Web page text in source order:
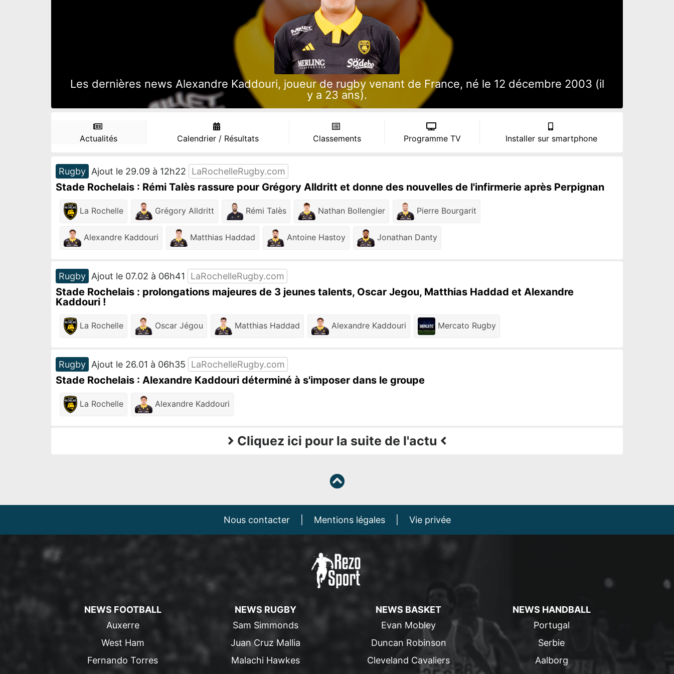
Les dernières news Alexandre Kaddouri, joueur de rugby venant de France, né le 12 décembre 2003 (il
y a 23 ans).
Actualités Calendrier / Résultats Classements Programme TV Installer sur smartphone
Rugby Ajout le 29.09 à 12h22 LaRochelleRugby.com
Stade Rochelais : Rémi Talès rassure pour Grégory Alldritt et donne des nouvelles de l'infirmerie après Perpignan
La Rochelle Grégory Alldritt Rémi Talès Nathan Bollengier Pierre Bourgarit
Alexandre Kaddouri Matthias Haddad Antoine Hastoy Jonathan Danty
Rugby Ajout le 07.02 à 06h41 LaRochelleRugby.com
Stade Rochelais : prolongations majeures de 3 jeunes talents, Oscar Jegou, Matthias Haddad et Alexandre
Kaddouri !
La Rochelle Oscar Jégou Matthias Haddad Alexandre Kaddouri Mercato Rugby
Rugby Ajout le 26.01 à 06h35 LaRochelleRugby.com
Stade Rochelais : Alexandre Kaddouri déterminé à s'imposer dans le groupe
La Rochelle Alexandre Kaddouri
Cliquez ici pour la suite de l'actu
Nous contacter Mentions légales Vie privée
NEWS FOOTBALL
Auxerre
West Ham
Fernando Torres
NEWS RUGBY
Sam Simmonds
Juan Cruz Mallia
Malachi Hawkes
NEWS BASKET
Evan Mobley
Duncan Robinson
Cleveland Cavaliers
NEWS HANDBALL
Portugal
Serbie
Aalborg